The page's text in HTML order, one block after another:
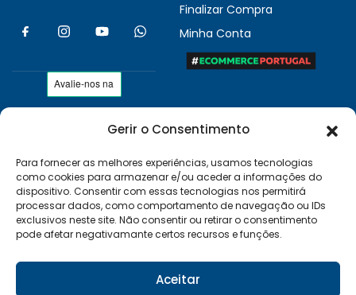
Gerir o Consentimento
Para fornecer as melhores experiências, usamos tecnologias
como cookies para armazenar e/ou aceder a informações do
dispositivo. Consentir com essas tecnologias nos permitirá
processar dados, como comportamento de navegação ou IDs
exclusivos neste site. Não consentir ou retirar o consentimento
pode afetar negativamante certos recursos e funções.
Aceitar
Finalizar Compra
Minha Conta
As nossas condições
Políticas de Privacidade
Termos e Condições
Entregas e Devoluções
Livro de Reclamações